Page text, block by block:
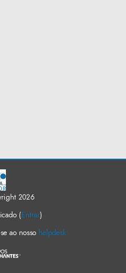
2026
(Entrar)
ao nosso helpdesk